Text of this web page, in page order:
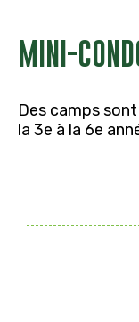
MINI-
Des camps
la 3e à la 6e